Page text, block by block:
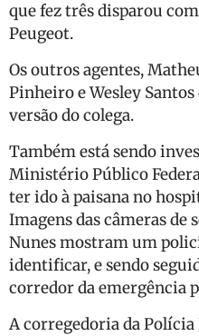
que fez três disparou
Peugeot.
Os outros agentes,
Pinheiro e Wesley
versão do colega.
Também está sendo
Ministério Público
ter ido à paisana no
Imagens das câmeras de
Nunes mostram um
identificar, e sendo
corredor da emergência
A corregedoria da